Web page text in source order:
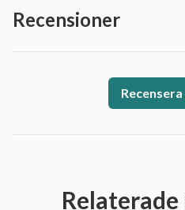
Recensioner